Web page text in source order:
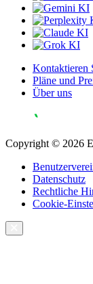
Kontaktieren
Pläne und
Über uns
Copyright © 2026
Datenschutz
Rechtliche
Cookie-